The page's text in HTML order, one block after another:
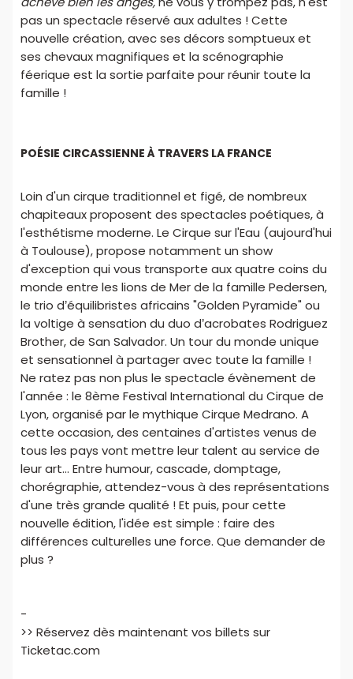
pas un spectacle réservé aux adultes ! Cette
nouvelle création, avec ses décors somptueux et
ses chevaux magnifiques et la scénographie
féerique est la sortie parfaite pour réunir toute la
famille !
POÉSIE CIRCASSIENNE À TRAVERS LA FRANCE
Loin d'un cirque traditionnel et figé, de nombreux
chapiteaux proposent des spectacles poétiques, à
l'esthétisme moderne. Le Cirque sur l'Eau (aujourd'hui
à Toulouse), propose notamment un show
d'exception qui vous transporte aux quatre coins du
monde entre les lions de Mer de la famille Pedersen,
le trio d’équilibristes africains "Golden Pyramide" ou
la voltige à sensation du duo d’acrobates Rodriguez
Brother, de San Salvador. Un tour du monde unique
et sensationnel à partager avec toute la famille !
Ne ratez pas non plus le spectacle évènement de
l'année : le 8ème Festival International du Cirque de
Lyon, organisé par le mythique Cirque Medrano. A
cette occasion, des centaines d'artistes venus de
tous les pays vont mettre leur talent au service de
leur art... Entre humour, cascade, domptage,
chorégraphie, attendez-vous à des représentations
d'une très grande qualité ! Et puis, pour cette
nouvelle édition, l'idée est simple : faire des
différences culturelles une force. Que demander de
plus ?
-
>> Réservez dès maintenant vos billets sur
Ticketac.com